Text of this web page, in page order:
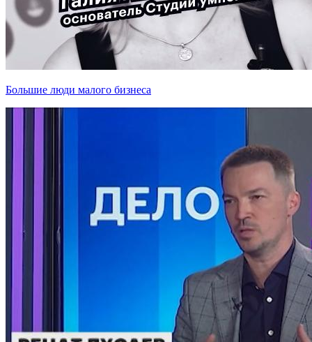
Большие люди малого бизнеса